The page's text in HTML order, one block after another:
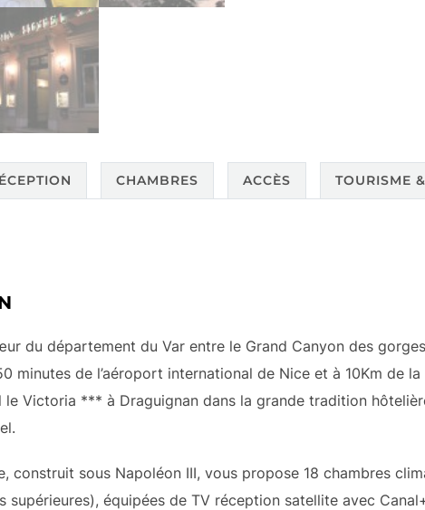
CHAMBRES ACCÈS TOURISME
du département du Var entre le Grand Canyon des
minutes de l’aéroport international de Nice et à 10Km de
le Victoria *** à Draguignan dans la grande tradition
construit sous Napoléon III, vous propose 18 chambres
supérieures), équipées de TV réception satellite avec